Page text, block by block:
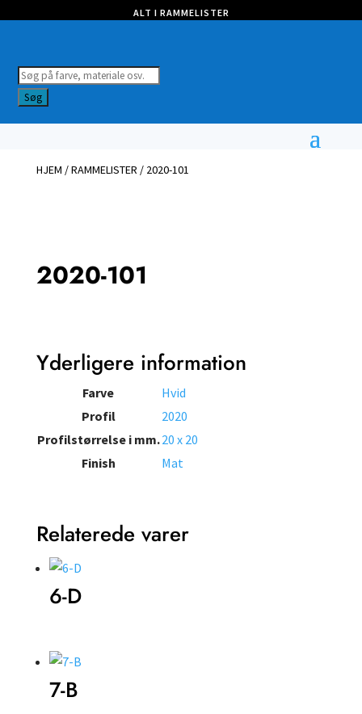
ALT I RAMMELISTER
Products
search
Søg
HJEM /RAMMELISTER / 2020-101
2020-101
Yderligere information
Farve
Hvid
Profil
2020
Profilstørrelse i mm.20 x 20
Finish
Mat
Relaterede varer
6-D
7-B